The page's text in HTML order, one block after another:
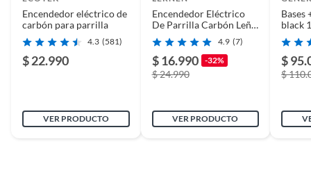
Encendedor eléctrico de
carbón para parrilla
4.3 (581)
$ 22.990
VER PRODUCTO
Encendedor Eléctrico
De Parrilla Carbón Leña
Quincho Lernen 4.9 (7)
$ 16.990 -32%
$ 24.990
VER PRODUCTO
Bases
black
$
$